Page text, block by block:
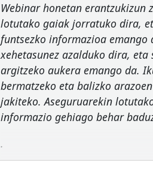
Webinar honetan
lotutako gaiak jorratuko dira,
funtsezko informazioa emango
xehetasunez azalduko dira,
argitzeko aukera emango da.
bermatzeko eta balizko
jakiteko. Aseguruarekin
informazio gehiago behar
.